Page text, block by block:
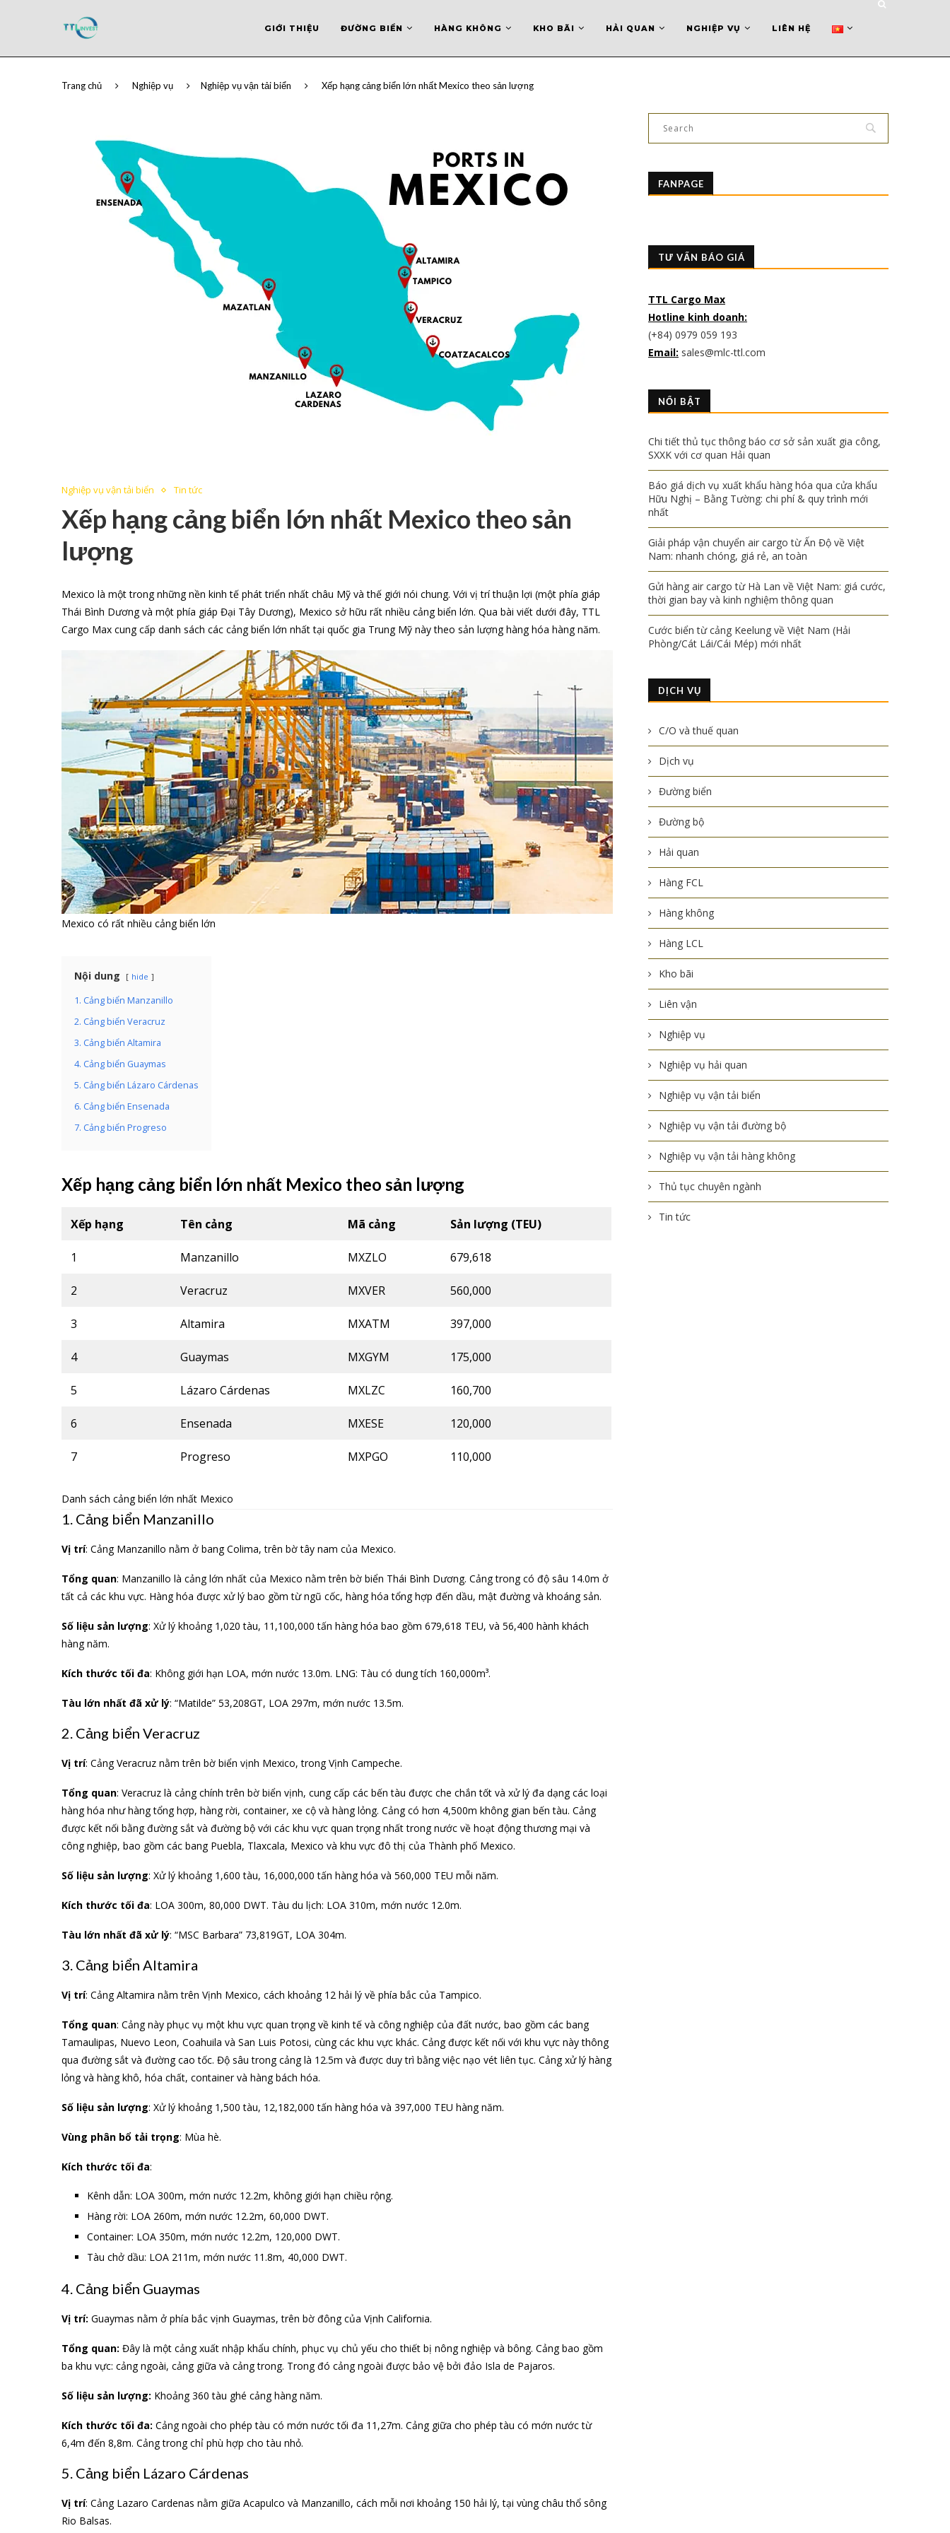
GIỚI THIỆU ĐƯỜNG BIỂN HÀNG KHÔNG KHO BÃI HẢI QUAN NGHIỆP VỤ LIÊN HỆ
Trang chủ Nghiệp vụ Nghiệp vụ vận tải biển Xếp hạng cảng biển lớn nhất Mexico theo sản lượng
Nghiệp vụ vận tải biển Tin tức
Xếp hạng cảng biển lớn nhất Mexico theo sản
lượng
Mexico là một trong những nền kinh tế phát triển nhất châu Mỹ và thế giới nói chung. Với vị trí thuận lợi (một phía giáp
Thái Bình Dương và một phía giáp Đại Tây Dương), Mexico sở hữu rất nhiều cảng biển lớn. Qua bài viết dưới đây, TTL
Cargo Max cung cấp danh sách các cảng biển lớn nhất tại quốc gia Trung Mỹ này theo sản lượng hàng hóa hàng năm.
Mexico có rất nhiều cảng biển lớn
Nội dung hide
1. Cảng biển Manzanillo
2. Cảng biển Veracruz
3. Cảng biển Altamira
4. Cảng biển Guaymas
5. Cảng biển Lázaro Cárdenas
6. Cảng biển Ensenada
7. Cảng biển Progreso
Xếp hạng cảng biển lớn nhất Mexico theo sản lượng
Xếp hạng Tên cảng Mã cảng Sản lượng (TEU)
1 Manzanillo MXZLO 679,618
2 Veracruz MXVER 560,000
3 Altamira MXATM 397,000
4 Guaymas MXGYM 175,000
5 Lázaro Cárdenas MXLZC 160,700
6 Ensenada MXESE 120,000
7 Progreso MXPGO 110,000
Danh sách cảng biển lớn nhất Mexico
1. Cảng biển Manzanillo
Vị trí: Cảng Manzanillo nằm ở bang Colima, trên bờ tây nam của Mexico.
Tổng quan: Manzanillo là cảng lớn nhất của Mexico nằm trên bờ biển Thái Bình Dương. Cảng trong có độ sâu 14.0m ở
tất cả các khu vực. Hàng hóa được xử lý bao gồm từ ngũ cốc, hàng hóa tổng hợp đến dầu, mật đường và khoáng sản.
Số liệu sản lượng: Xử lý khoảng 1,020 tàu, 11,100,000 tấn hàng hóa bao gồm 679,618 TEU, và 56,400 hành khách
hàng năm.
Kích thước tối đa: Không giới hạn LOA, mớn nước 13.0m. LNG: Tàu có dung tích 160,000m³.
Tàu lớn nhất đã xử lý: “Matilde” 53,208GT, LOA 297m, mớn nước 13.5m.
2. Cảng biển Veracruz
Vị trí: Cảng Veracruz nằm trên bờ biển vịnh Mexico, trong Vịnh Campeche.
Tổng quan: Veracruz là cảng chính trên bờ biển vịnh, cung cấp các bến tàu được che chắn tốt và xử lý đa dạng các loại
hàng hóa như hàng tổng hợp, hàng rời, container, xe cộ và hàng lỏng. Cảng có hơn 4,500m không gian bến tàu. Cảng
được kết nối bằng đường sắt và đường bộ với các khu vực quan trọng nhất trong nước về hoạt động thương mại và
công nghiệp, bao gồm các bang Puebla, Tlaxcala, Mexico và khu vực đô thị của Thành phố Mexico.
Số liệu sản lượng: Xử lý khoảng 1,600 tàu, 16,000,000 tấn hàng hóa và 560,000 TEU mỗi năm.
Kích thước tối đa: LOA 300m, 80,000 DWT. Tàu du lịch: LOA 310m, mớn nước 12.0m.
Tàu lớn nhất đã xử lý: “MSC Barbara” 73,819GT, LOA 304m.
3. Cảng biển Altamira
Vị trí: Cảng Altamira nằm trên Vịnh Mexico, cách khoảng 12 hải lý về phía bắc của Tampico.
Tổng quan: Cảng này phục vụ một khu vực quan trọng về kinh tế và công nghiệp của đất nước, bao gồm các bang
Tamaulipas, Nuevo Leon, Coahuila và San Luis Potosi, cùng các khu vực khác. Cảng được kết nối với khu vực này thông
qua đường sắt và đường cao tốc. Độ sâu trong cảng là 12.5m và được duy trì bằng việc nạo vét liên tục. Cảng xử lý hàng
lỏng và hàng khô, hóa chất, container và hàng bách hóa.
Số liệu sản lượng: Xử lý khoảng 1,500 tàu, 12,182,000 tấn hàng hóa và 397,000 TEU hàng năm.
Vùng phân bổ tải trọng: Mùa hè.
Kích thước tối đa:
Kênh dẫn: LOA 300m, mớn nước 12.2m, không giới hạn chiều rộng.
Hàng rời: LOA 260m, mớn nước 12.2m, 60,000 DWT.
Container: LOA 350m, mớn nước 12.2m, 120,000 DWT.
Tàu chở dầu: LOA 211m, mớn nước 11.8m, 40,000 DWT.
4. Cảng biển Guaymas
Vị trí: Guaymas nằm ở phía bắc vịnh Guaymas, trên bờ đông của Vịnh California.
Tổng quan: Đây là một cảng xuất nhập khẩu chính, phục vụ chủ yếu cho thiết bị nông nghiệp và bông. Cảng bao gồm
ba khu vực: cảng ngoài, cảng giữa và cảng trong. Trong đó cảng ngoài được bảo vệ bởi đảo Isla de Pajaros.
Số liệu sản lượng: Khoảng 360 tàu ghé cảng hàng năm.
Kích thước tối đa: Cảng ngoài cho phép tàu có mớn nước tối đa 11,27m. Cảng giữa cho phép tàu có mớn nước từ
6,4m đến 8,8m. Cảng trong chỉ phù hợp cho tàu nhỏ.
5. Cảng biển Lázaro Cárdenas
Vị trí: Cảng Lazaro Cardenas nằm giữa Acapulco và Manzanillo, cách mỗi nơi khoảng 150 hải lý, tại vùng châu thổ sông
Rio Balsas.
FANPAGE
TƯ VẤN BÁO GIÁ
TTL Cargo Max
Hotline kinh doanh:
(+84) 0979 059 193
Email: sales@mlc-ttl.com
NỔI BẬT
Chi tiết thủ tục thông báo cơ sở sản xuất gia công,
SXXK với cơ quan Hải quan
Báo giá dịch vụ xuất khẩu hàng hóa qua cửa khẩu
Hữu Nghị – Bằng Tường: chi phí & quy trình mới
nhất
Giải pháp vận chuyển air cargo từ Ấn Độ về Việt
Nam: nhanh chóng, giá rẻ, an toàn
Gửi hàng air cargo từ Hà Lan về Việt Nam: giá cước,
thời gian bay và kinh nghiệm thông quan
Cước biển từ cảng Keelung về Việt Nam (Hải
Phòng/Cát Lái/Cái Mép) mới nhất
DỊCH VỤ
C/O và thuế quan
Dịch vụ
Đường biển
Đường bộ
Hải quan
Hàng FCL
Hàng không
Hàng LCL
Kho bãi
Liên vận
Nghiệp vụ
Nghiệp vụ hải quan
Nghiệp vụ vận tải biển
Nghiệp vụ vận tải đường bộ
Nghiệp vụ vận tải hàng không
Thủ tục chuyên ngành
Tin tức